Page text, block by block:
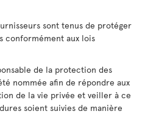
sont tenus de protéger
conformément aux lois
de la protection des
nommée afin de répondre aux
de la vie privée et veiller à ce
soient suivies de manière